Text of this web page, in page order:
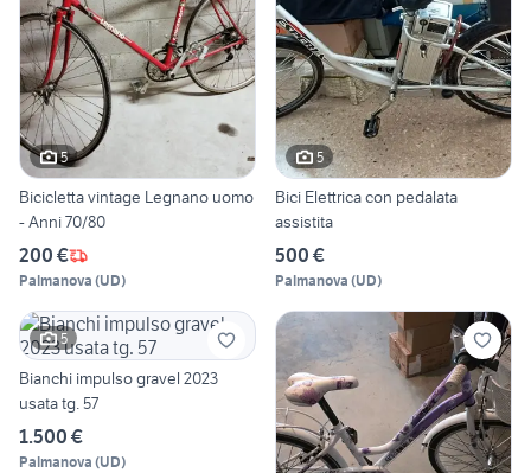
5
Bicicletta vintage Legnano uomo
- Anni 70/80
200 €
Palmanova (UD)
5
Bici Elettrica con pedalata
assistita
500 €
Palmanova (UD)
5
Bianchi impulso gravel 2023
usata tg. 57
1.500 €
Palmanova (UD)